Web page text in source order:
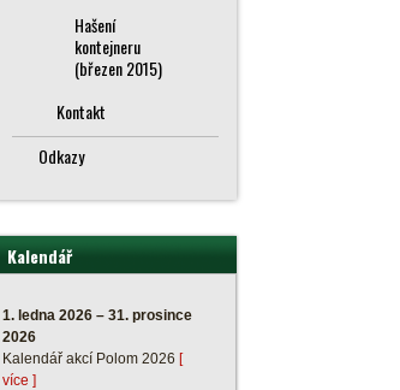
Hašení
kontejneru
(březen 2015)
Kontakt
Odkazy
Kalendář
1. ledna 2026 – 31. prosince
2026
Kalendář akcí Polom 2026 [
více ]